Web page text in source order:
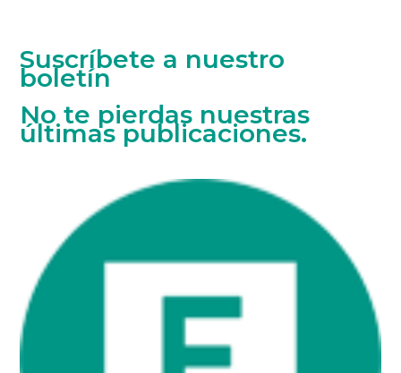
Suscríbete a nuestro
boletín
No te pierdas nuestras
últimas publicaciones.